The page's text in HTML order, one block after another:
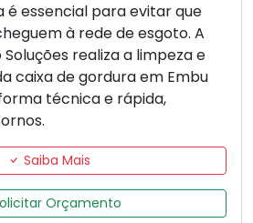
é essencial para evitar que
à rede de esgoto. A
realiza a limpeza e
caixa de gordura em Embu
técnica e rápida,
Saiba Mais
Orçamento